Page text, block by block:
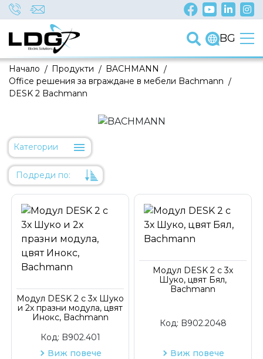
BG
/
Начало /
Продукти /
BACHMANN
/
Office решения за вграждане в мебели Bachmann
DESK 2 Bachmann
Категории
Подреди по:
Име
Име
Код на артикул
Модул DESK 2 с 3х Шуко
и 2х празни модула, цвят
Инокс, Bachmann
Код: B902.401
Виж повече
Модул DESK 2 с 3х
Шуко, цвят Бял,
Bachmann
Код: B902.2048
Виж повече